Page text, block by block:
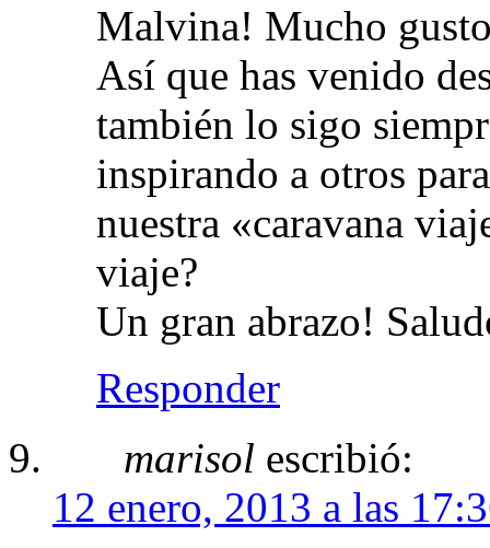
Malvina! Mucho
Así que has venido
también lo sigo
inspirando a otros
nuestra «caravana
viaje?
Un gran abrazo!
Responder
marisol escribió:
12 enero, 2013 a las